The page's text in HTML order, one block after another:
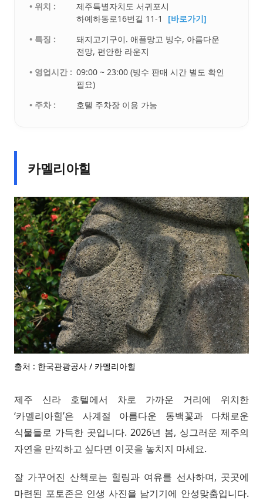
• 위치 :
제주특별자치도 서귀포시
하예하동로16번길 11-1
[바로가기]
• 특징 :
돼지고기구이. 애플망고 빙수, 아름다운
전망, 편안한 라운지
• 영업시간 : 09:00 ~ 23:00 (빙수 판매 시간 별도 확인
필요)
• 주차 :
호텔 주차장 이용 가능
카멜리아힐
출처 : 한국관광공사 / 카멜리아힐
제주 신라 호텔에서 차로 가까운 거리에 위치한
‘카멜리아힐’은 사계절 아름다운 동백꽃과 다채로운
식물들로 가득한 곳입니다. 2026년 봄, 싱그러운 제주의
자연을 만끽하고 싶다면 이곳을 놓치지 마세요.
잘 가꾸어진 산책로는 힐링과 여유를 선사하며, 곳곳에
마련된 포토존은 인생 사진을 남기기에 안성맞춤입니다.